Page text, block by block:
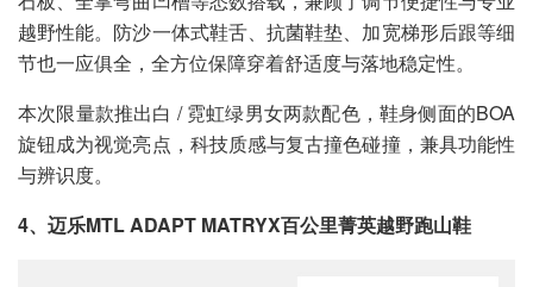
越野性能。防沙一体式鞋舌、抗菌鞋垫、加宽梯形后跟等细
节也一应俱全，全方位保障穿着舒适度与落地稳定性。
本次限量款推出白 / 霓虹绿男女两款配色，鞋身侧面的BOA
旋钮成为视觉亮点，科技质感与复古撞色碰撞，兼具功能性
与辨识度。
4、迈乐MTL ADAPT MATRYX百公里菁英越野跑山鞋